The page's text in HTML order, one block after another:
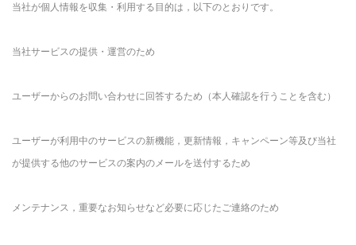
当社が個人情報を収集・利用する目的は，以下のとおりです。
当社サービスの提供・運営のため
ユーザーからのお問い合わせに回答するため（本人確認を行うことを含む）
ユーザーが利用中のサービスの新機能，更新情報，キャンペーン等及び当社
が提供する他のサービスの案内のメールを送付するため
メンテナンス，重要なお知らせなど必要に応じたご連絡のため